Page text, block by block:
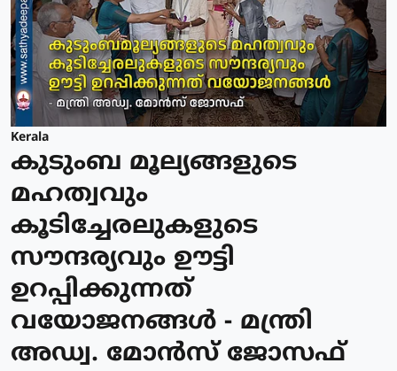
Kerala
കുടുംബ മൂല്യങ്ങളുടെ
മഹത്വവും
കൂടിച്ചേരലുകളുടെ
സൗന്ദര്യവും ഊട്ടി
ഉറപ്പിക്കുന്നത്
വയോജനങ്ങള്‍ - മന്ത്രി
അഡ്വ. മോന്‍സ് ജോസഫ്